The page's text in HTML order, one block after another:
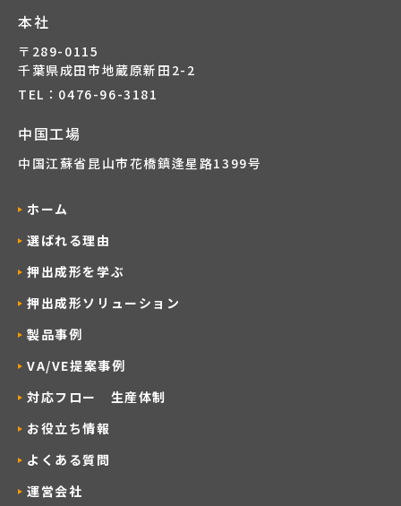
本社
〒289-0115
千葉県成田市地蔵原新田2-2
TEL：0476-96-3181
中国工場
中国江蘇省昆山市花橋鎮逢星路1399号
ホーム
選ばれる理由
押出成形を学ぶ
押出成形ソリューション
製品事例
VA/VE提案事例
対応フロー 生産体制
お役立ち情報
よくある質問
運営会社